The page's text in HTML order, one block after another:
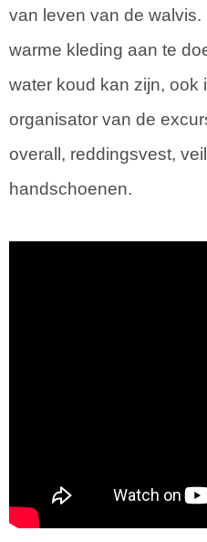
van leven van de
warme kleding aan te
water koud kan zijn, ook
organisator van de
overall, reddingsvest,
handschoenen.